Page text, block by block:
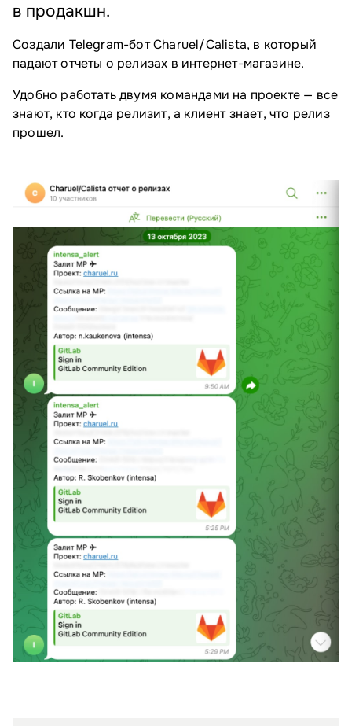
в продакшн.
Создали Telegram-бот Charuel/Calista, в который
падают отчеты о релизах в интернет-магазине.
Удобно работать двумя командами на проекте — все
знают, кто когда релизит, а клиент знает, что релиз
прошел.